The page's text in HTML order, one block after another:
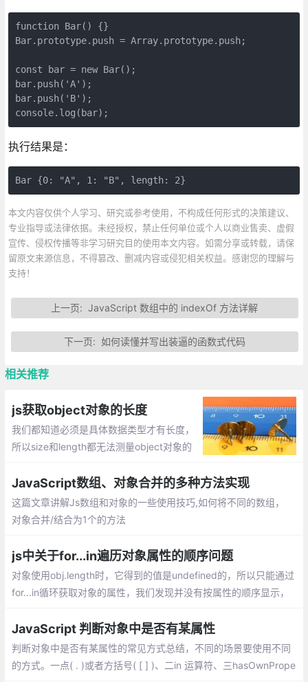
function Bar() {}
Bar.prototype.push = Array.prototype.push;
const bar = new Bar();
bar.push('A');
bar.push('B');
console.log(bar);
执行结果是：
Bar {0: "A", 1: "B", length: 2}
本文内容仅供个人学习、研究或参考使用，不构成任何形式的决策建议、
专业指导或法律依据。未经授权，禁止任何单位或个人以商业售卖、虚假
宣传、侵权传播等非学习研究目的使用本文内容。如需分享或转载，请保
留原文来源信息，不得篡改、删减内容或侵犯相关权益。感谢您的理解与
支持！
上一页:JavaScript 数组中的 indexOf 方法详解
下一页: 如何读懂并写出装逼的函数式代码
相关推荐
js获取object对象的长度
我们都知道必须是具体数据类型才有长度，
所以size和length都无法测量object对象的
象属性的个数呢？
JavaScript数组、对象合并的多种方法实现
这篇文章讲解Js数组和对象的一些使用技巧,如何将不同的数组，
对象合并/结合为1个的方法
js中关于for...in遍历对象属性的顺序问题
对象使用obj.length时，它得到的值是undefined的，所以只能通过
for...in循环获取对象的属性，我们发现并没有按属性的顺序显示，
JavaScript 判断对象中是否有某属性
判断对象中是否有某属性的常见方式总结，不同的场景要使用不同
的方式。一点( . )或者方括号( [ ] )、二in 运算符、三hasOwnPrope